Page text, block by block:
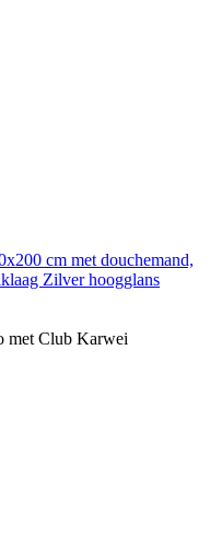
cm met douchemand,
Zilver hoogglans
met Club Karwei